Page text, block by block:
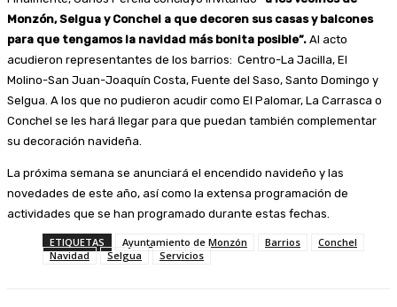
Monzón, Selgua y Conchel a que decoren sus casas y balcones
para que tengamos la navidad más bonita posible”. Al acto
acudieron representantes de los barrios: Centro-La Jacilla, El
Molino-San Juan-Joaquín Costa, Fuente del Saso, Santo Domingo y
Selgua. A los que no pudieron acudir como El Palomar, La Carrasca o
Conchel se les hará llegar para que puedan también complementar
su decoración navideña.
La próxima semana se anunciará el encendido navideño y las
novedades de este año, así como la extensa programación de
actividades que se han programado durante estas fechas.
ETIQUETAS Ayuntamiento de Monzón Barrios
Conchel
Navidad
Selgua Servicios